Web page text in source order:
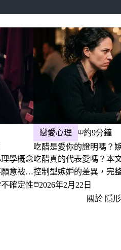
學概念
意被看
思還是
不確定性
戀愛心理
約9分鐘
吃醋是愛你的證明嗎？
吃醋真的代表愛嗎？本
控制型嫉妒的差異，完
理自己的嫉妒感、如何
感覺背後在說什麼。
2026年2月22日
關於 隱